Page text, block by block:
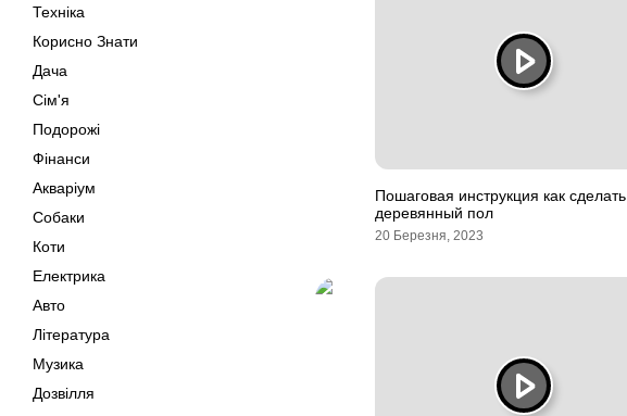
Техніка
Корисно Знати
Дача
Сім'я
Подорожі
Фінанси
Акваріум
Собаки
Коти
Електрика
Авто
Література
Музика
Дозвілля
Пошаговая инструкция как сделать
деревянный пол
20 Березня, 2023